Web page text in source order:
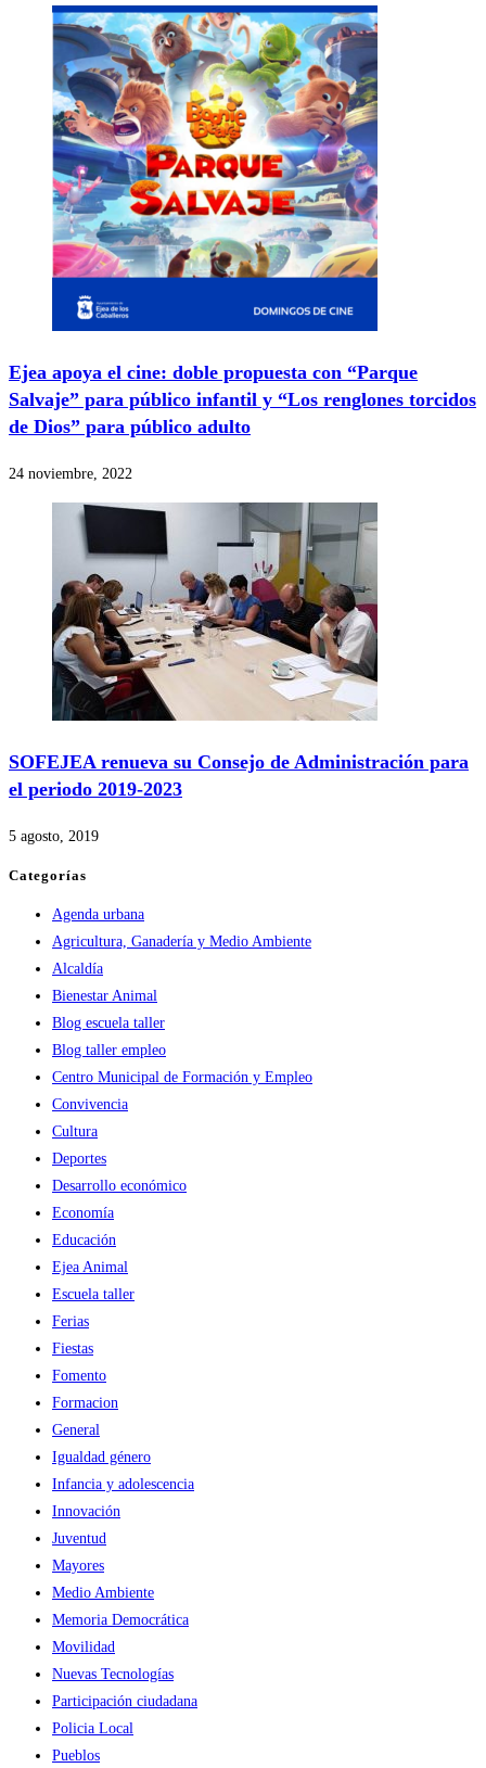
Ejea apoya el cine: doble propuesta con “Parque
Salvaje” para público infantil y “Los renglones torcidos
de Dios” para público adulto
24 noviembre, 2022
SOFEJEA renueva su Consejo de Administración para
el periodo 2019-2023
5 agosto, 2019
Categorías
Agenda urbana
Agricultura, Ganadería y Medio Ambiente
Alcaldía
Bienestar Animal
Blog escuela taller
Blog taller empleo
Centro Municipal de Formación y Empleo
Convivencia
Cultura
Deportes
Desarrollo económico
Economía
Educación
Ejea Animal
Escuela taller
Ferias
Fiestas
Fomento
Formacion
General
Igualdad género
Infancia y adolescencia
Innovación
Juventud
Mayores
Medio Ambiente
Memoria Democrática
Movilidad
Nuevas Tecnologías
Participación ciudadana
Policia Local
Pueblos